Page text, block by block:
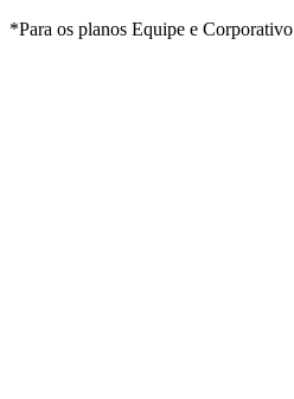
*Para os planos Equipe e Corporativo